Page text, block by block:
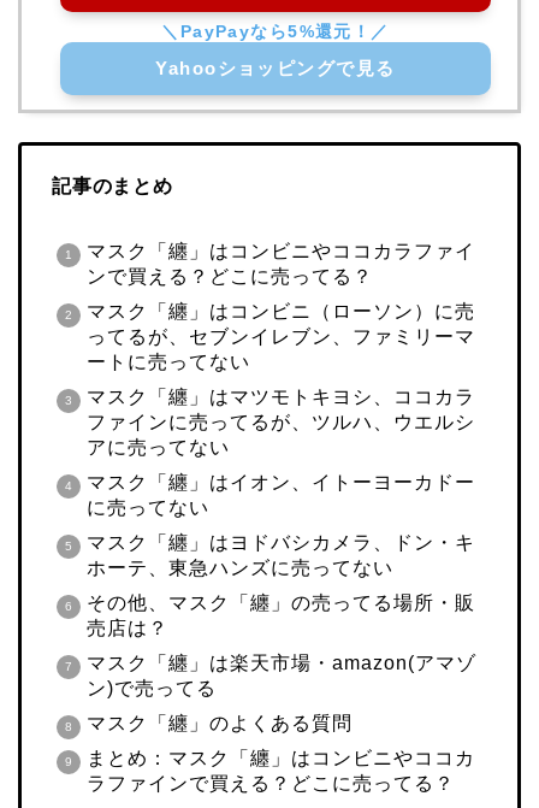
Yahooショッピングで見る
記事のまとめ
マスク「纏」はコンビニやココカラファイ
ンで買える？どこに売ってる？
マスク「纏」はコンビニ（ローソン）に売
ってるが、セブンイレブン、ファミリーマ
ートに売ってない
マスク「纏」はマツモトキヨシ、ココカラ
ファインに売ってるが、ツルハ、ウエルシ
アに売ってない
マスク「纏」はイオン、イトーヨーカドー
に売ってない
マスク「纏」はヨドバシカメラ、ドン・キ
ホーテ、東急ハンズに売ってない
その他、マスク「纏」の売ってる場所・販
売店は？
マスク「纏」は楽天市場・amazon(アマゾ
ン)で売ってる
マスク「纏」のよくある質問
まとめ：マスク「纏」はコンビニやココカ
ラファインで買える？どこに売ってる？